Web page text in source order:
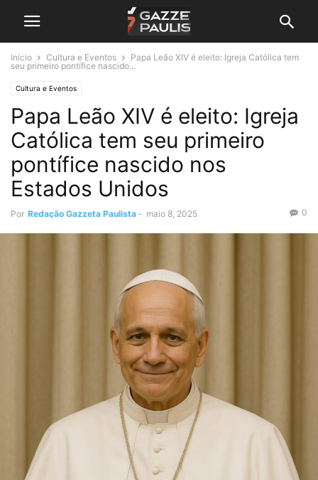
Início Cultura e Eventos
Papa Leão XIV é eleito: Igreja Católica tem
seu primeiro pontífice nascido...
Cultura e Eventos
Papa Leão XIV é eleito: Igreja
Católica tem seu primeiro
pontífice nascido nos
Estados Unidos
Por Redação Gazzeta Paulista - maio 8, 2025 0